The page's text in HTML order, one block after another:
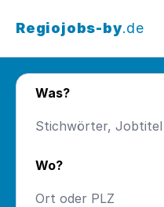
Regiojobs-by.de
Was?
Wo?